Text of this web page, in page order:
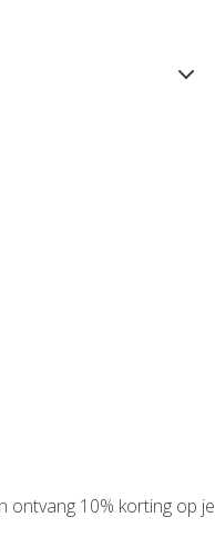
ontvang 10% korting op je